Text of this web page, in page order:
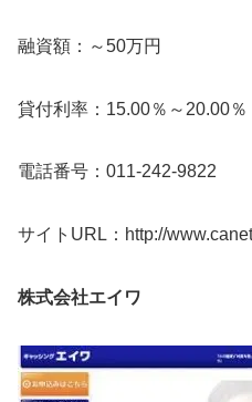
融資額：～50万円
貸付利率：15.00％～20.00％
電話番号：011-242-9822
サイトURL：http://
株式会社エイワ